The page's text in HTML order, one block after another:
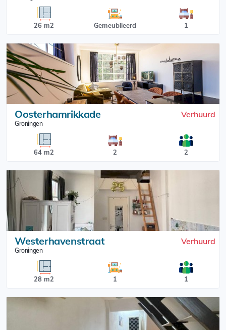
26 m2 Gemeubileerd 1
Oosterhamrikkade
Groningen
Verhuurd
64 m2 2 2
Westerhavenstraat
Groningen
Verhuurd
28 m2 1 1